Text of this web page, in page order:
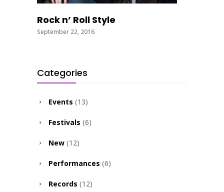
Rock n’ Roll Style
September 22, 2016
Categories
Events (13)
Festivals (6)
New (12)
Performances (6)
Records (12)